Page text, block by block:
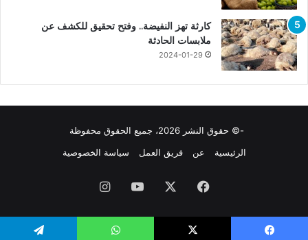
كارثة تهز النفيضة.. وفتح تحقيق للكشف عن
ملابسات الحادثة
2024-01-29
-© حقوق النشر 2026، جميع الحقوق محفوظة
الرئيسية
عن فريق العمل سياسة الخصوصية
فيسبوك يوتيوبانستقرام